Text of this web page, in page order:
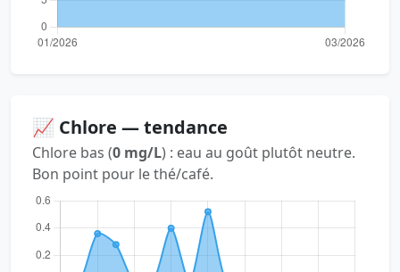
📈 Chlore — tendance
Chlore bas (0 mg/L) : eau au goût plutôt neutre.
Bon point pour le thé/café.